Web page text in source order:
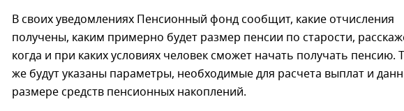
В своих уведомлениях Пенсионный фонд сообщит, какие отчисления
получены, каким примерно будет размер пенсии по старости,
когда и при каких условиях человек сможет начать получать пенсию.
же будут указаны параметры, необходимые для расчета выплат и
размере средств пенсионных накоплений.